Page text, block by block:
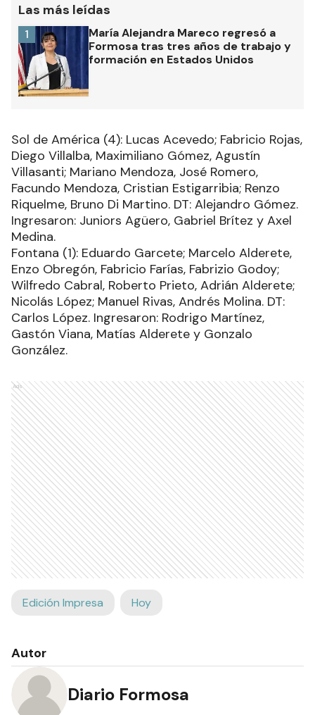
Las más leídas
María Alejandra Mareco regresó a
Formosa tras tres años de trabajo y
formación en Estados Unidos
1
Sol de América (4): Lucas Acevedo; Fabricio Rojas,
Diego Villalba, Maximiliano Gómez, Agustín
Villasanti; Mariano Mendoza, José Romero,
Facundo Mendoza, Cristian Estigarribia; Renzo
Riquelme, Bruno Di Martino. DT: Alejandro Gómez.
Ingresaron: Juniors Agüero, Gabriel Brítez y Axel
Medina.
Fontana (1): Eduardo Garcete; Marcelo Alderete,
Enzo Obregón, Fabricio Farías, Fabrizio Godoy;
Wilfredo Cabral, Roberto Prieto, Adrián Alderete;
Nicolás López; Manuel Rivas, Andrés Molina. DT:
Carlos López. Ingresaron: Rodrigo Martínez,
Gastón Viana, Matías Alderete y Gonzalo
González.
Ads
Edición Impresa Hoy
Autor
Diario Formosa